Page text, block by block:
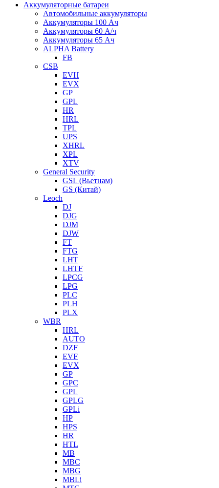
Аккумуляторные батареи
Автомобильные аккумуляторы
Аккумуляторы 100 Ач
Аккумуляторы 60 А/ч
Аккумуляторы 65 Ач
ALPHA Battery
FB
CSB
EVH
EVX
GP
GPL
HR
HRL
TPL
UPS
XHRL
XPL
XTV
General Security
GSL (Вьетнам)
GS (Китай)
Leoch
DJ
DJG
DJM
DJW
FT
FTG
LHT
LHTF
LPCG
LPG
PLC
PLH
PLX
WBR
HRL
AUTO
DZF
EVF
EVX
GP
GPC
GPL
GPLG
GPLi
HP
HPS
HR
HTL
MB
MBC
MBG
MBLi